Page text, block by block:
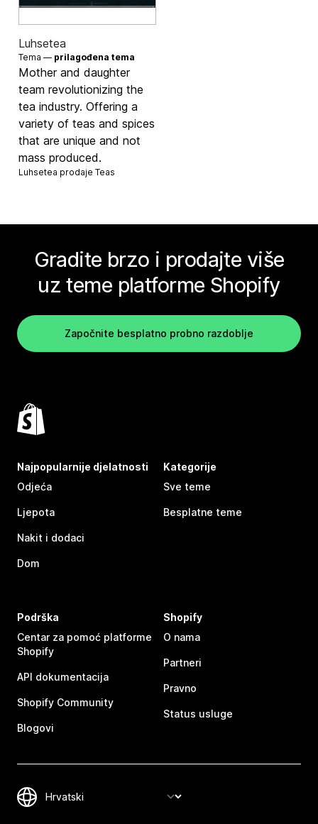
Luhsetea
Tema — prilagođena tema
Mother and daughter
team revolutionizing the
tea industry. Offering a
variety of teas and spices
that are unique and not
mass produced.
Luhsetea prodajeTeas
Gradite brzo i prodajte više
uz teme platforme Shopify
Započnite besplatno probno razdoblje
Najpopularnije djelatnosti
Odjeća
Ljepota
Nakit i dodaci
Dom
Kategorije
Sve teme
Besplatne teme
Podrška
Centar za pomoć platforme
Shopify
API dokumentacija
Shopify Community
Blogovi
Shopify
O nama
Partneri
Pravno
Status usluge